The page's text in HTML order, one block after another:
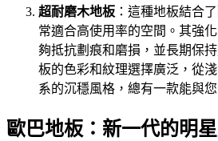
超耐磨木地板 ：這種地板結合
常適合高使用率的空間。其強
夠抵抗劃痕和磨損，並長期保
板的色彩和紋理選擇廣泛，從
系的沉穩風格，總有一款能與
歐巴地板：新一代的明